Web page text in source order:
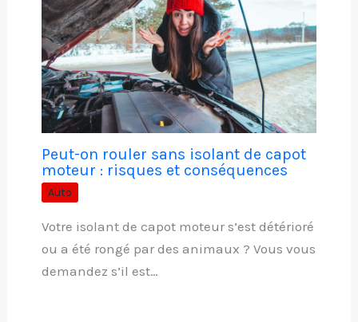
Peut-on rouler sans isolant de capot
moteur : risques et conséquences
Auto
Votre isolant de capot moteur s’est détérioré
ou a été rongé par des animaux ? Vous vous
demandez s’il est…